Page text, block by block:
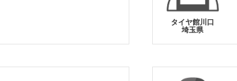
タイヤ館川口
埼玉県